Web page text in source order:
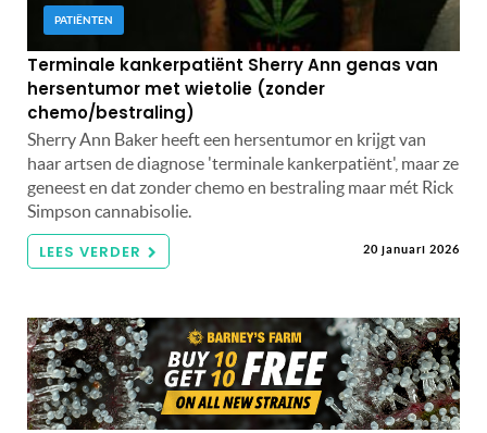
PATIËNTEN
Terminale kankerpatiënt Sherry Ann genas van
hersentumor met wietolie (zonder
chemo/bestraling)
Sherry Ann Baker heeft een hersentumor en krijgt van
haar artsen de diagnose 'terminale kankerpatiënt', maar ze
geneest en dat zonder chemo en bestraling maar mét Rick
Simpson cannabisolie.
LEES VERDER 20 januari 2026